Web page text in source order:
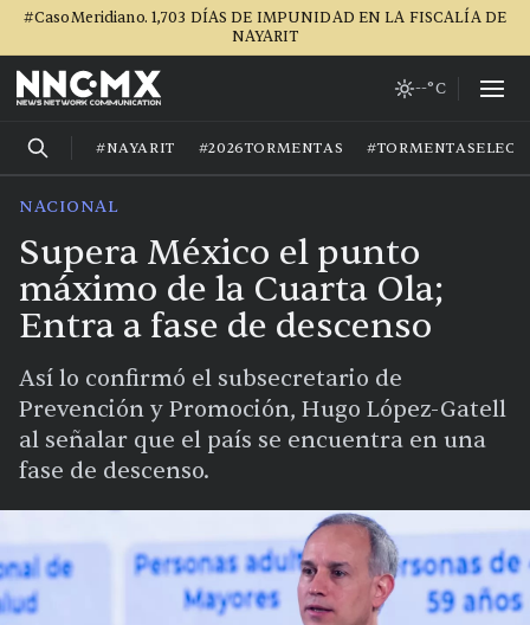
#CasoMeridiano. 1,703 DÍAS DE IMPUNIDAD EN LA FISCALÍA DE
NAYARIT
--°C
#NAYARIT #2026TORMENTAS
NACIONAL
Supera México el punto
máximo de la Cuarta Ola;
Entra a fase de descenso
Así lo confirmó el subsecretario de
Prevención y Promoción, Hugo López-Gatell
al señalar que el país se encuentra en una
fase de descenso.